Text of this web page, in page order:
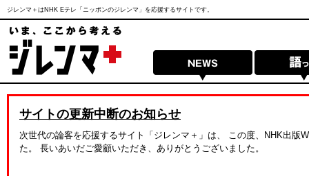
ジレンマ＋はNHK Eテレ「ニッポンのジレンマ」を応援するサイトです。
サイトの更新中断のお知らせ
次世代の論客を応援するサイト「ジレンマ＋」は、 この度、NHK出
た。 長いあいだご愛顧いただき、ありがとうございました。